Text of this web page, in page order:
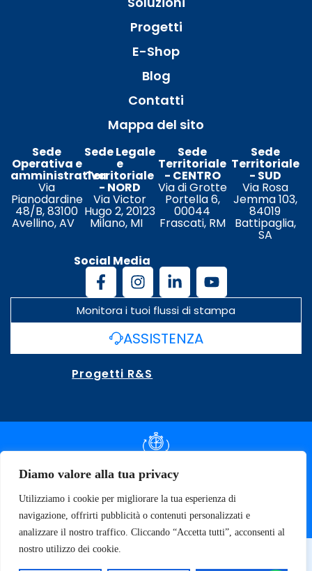
Diamo valore alla tua privacy
Utilizziamo i cookie per migliorare la tua esperienza di
navigazione, offrirti pubblicità o contenuti personalizzati e
analizzare il nostro traffico. Cliccando “Accetta tutti”, acconsenti al
nostro utilizzo dei cookie.
Progetti
E-Shop
Blog
Contatti
Mappa del sito
Sede
Operativa e
amministrativa
Via
Pianodardine
48/B, 83100
Avellino, AV
Sede Legale
e
Territoriale
- NORD
Via Victor
Hugo 2, 20123
Milano, MI
Sede
Territoriale
- CENTRO
Via di Grotte
Portella 6,
00044
Frascati, RM
Sede
Territoriale
- SUD
Via Rosa
Jemma 103,
84019
Battipaglia,
SA
Social Media
Monitora i tuoi flussi di stampa
ASSISTENZA
Progetti R&S
DOCUMENTAZIONE SLA
SPECIFICHE TECNICHE
© 2026 SOFT TECNOLOGY | P.IVA 02137470643